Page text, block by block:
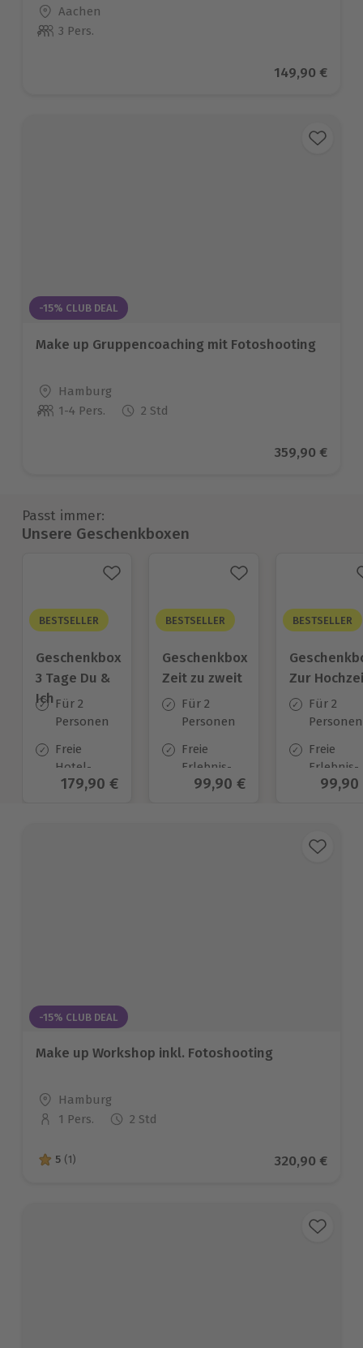
Standort
Aachen
Anzahl der Teilnehmer
3 Pers.
Aktueller
149,90 €
-15% CLUB DEAL
Make up Gruppencoaching mit Fotoshooting
Standort
Hamburg
Anzahl der Teilnehmer
1-4 Pers. 2 Std
Aktueller
359,90 €
Passt immer:
Unsere Geschenkboxen
BESTSELLER
Geschenkbox
3 Tage Du &
Ich Für 2
Personen
Freie
Hotel-
Auswahl
Aktueller Preis
179,90 €
BESTSELLER
Geschenkbox
Zeit zu zweit
Für 2
Personen
Freie
Erlebnis-
Auswahl
Aktueller Preis
99,90 €
BESTSELLER
Zur
Für 2
Personen
Freie
Erlebnis-
Auswahl
99,90
-15% CLUB DEAL
Make up Workshop inkl. Fotoshooting
Standort
Hamburg
Anzahl der Teilnehmer
1 Pers. 2 Std
5 von 5 Sternen basierend auf 1 Bewertungen
5 (1) Aktueller
320,90 €